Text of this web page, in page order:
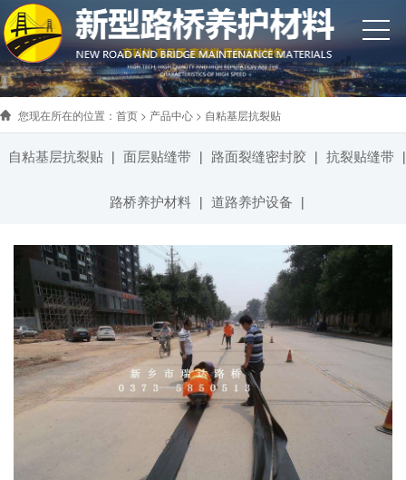
您现在所在的位置： 首页 > 产品中心 > 自粘基层抗裂贴
自粘基层抗裂贴 | 面层贴缝带 | 路面裂缝密封胶 | 抗裂贴缝带 |
路桥养护材料 | 道路养护设备 |